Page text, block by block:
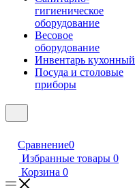
гигиеническое
оборудование
Весовое
оборудование
Инвентарь кухонный
Посуда и столовые
приборы
Сравнение0
Избранные товары 0
Корзина 0